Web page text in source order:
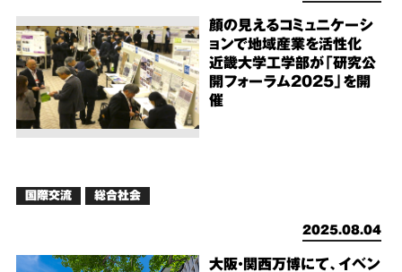
顔の見えるコミュニケーシ
ョンで地域産業を活性化
近畿大学工学部が「研究公
開フォーラム2025」を開
催
国際交流 総合社会
2025.08.04
大阪・関西万博にて、イベン